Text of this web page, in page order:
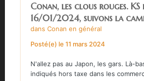
Conan, les clous rouges. KS
16/01/2024, suivons la
dans Conan en général
Posté(e) le 11 mars 2024
N'allez pas au Japon, les gars. Là-
indiqués hors taxe dans les